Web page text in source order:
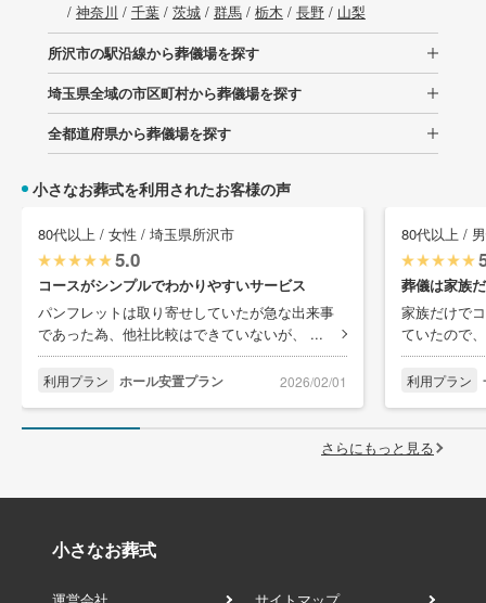
/ 神奈川 / 千葉/ 茨城/ 群馬/ 栃木 / 長野/ 山梨
所沢市の駅沿線から葬儀場を探す
埼玉県全域の市区町村から葬儀場を探す
全都道府県から葬儀場を探す
小さなお葬式を利用されたお客様の声
80代以上 / 女性 / 埼玉県所沢市
5.0
コースがシンプルでわかりやすいサービス
パンフレットは取り寄せしていたが急な出来事
であった為、他社比較はできていないが、 ...
利用プラン ホール安置プラン 2026/02/01
80代以上 /
葬儀は家族
家族だけで
ていたので
利用プラン
さらにもっと見る
小さなお葬式